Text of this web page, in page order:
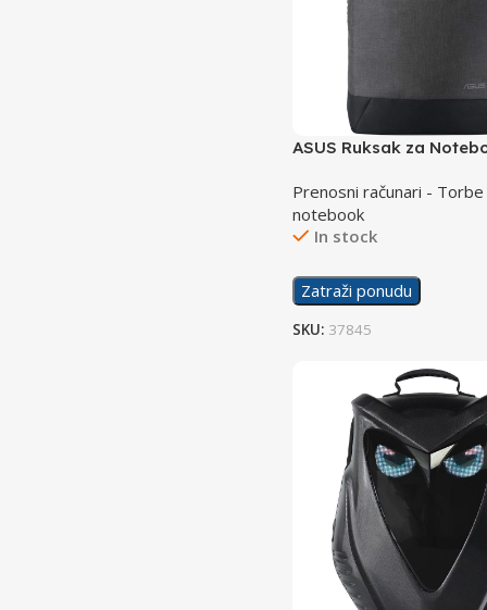
ASUS Ruksak za
Prenosni računari - Torbe
notebook
In stock
Zatraži ponudu
SKU: 37845